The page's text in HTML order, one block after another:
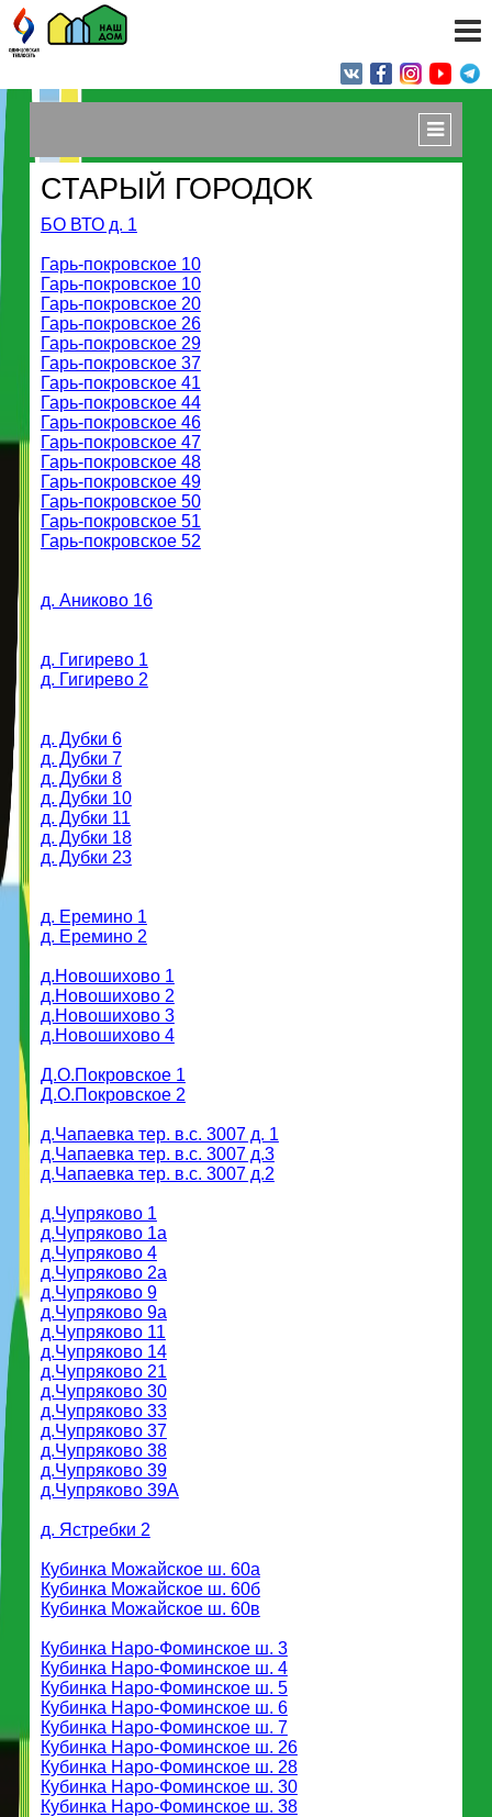
СТАРЫЙ ГОРОДОК
БО ВТО д. 1
Гарь-покровское 10
Гарь-покровское 10
Гарь-покровское 20
Гарь-покровское 26
Гарь-покровское 29
Гарь-покровское 37
Гарь-покровское 41
Гарь-покровское 44
Гарь-покровское 46
Гарь-покровское 47
Гарь-покровское 48
Гарь-покровское 49
Гарь-покровское 50
Гарь-покровское 51
Гарь-покровское 52
д. Аниково 16
д. Гигирево 1
д. Гигирево 2
д. Дубки 6
д. Дубки 7
д. Дубки 8
д. Дубки 10
д. Дубки 11
д. Дубки 18
д. Дубки 23
д. Еремино 1
д. Еремино 2
д.Новошихово 1
д.Новошихово 2
д.Новошихово 3
д.Новошихово 4
Д.О.Покровское 1
Д.О.Покровское 2
д.Чапаевка тер. в.с. 3007 д. 1
д.Чапаевка тер. в.с. 3007 д.3
д.Чапаевка тер. в.с. 3007 д.2
д.Чупряково 1
д.Чупряково 1a
д.Чупряково 4
д.Чупряково 2a
д.Чупряково 9
д.Чупряково 9а
д.Чупряково 11
д.Чупряково 14
д.Чупряково 21
д.Чупряково 30
д.Чупряково 33
д.Чупряково 37
д.Чупряково 38
д.Чупряково 39
д.Чупряково 39А
д. Ястребки 2
Кубинка Можайское ш. 60а
Кубинка Можайское ш. 60б
Кубинка Можайское ш. 60в
Кубинка Наро-Фоминское ш. 3
Кубинка Наро-Фоминское ш. 4
Кубинка Наро-Фоминское ш. 5
Кубинка Наро-Фоминское ш. 6
Кубинка Наро-Фоминское ш. 7
Кубинка Наро-Фоминское ш. 26
Кубинка Наро-Фоминское ш. 28
Кубинка Наро-Фоминское ш. 30
Кубинка Наро-Фоминское ш. 38